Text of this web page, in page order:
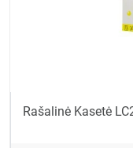
Rašalinė Kasetė